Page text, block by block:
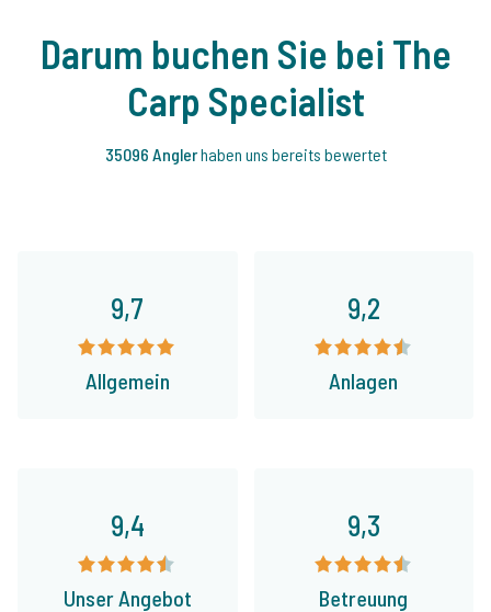
Darum buchen Sie bei The
Carp Specialist
35096 Anglerhaben uns bereits bewertet
9,7
Allgemein
9,2
Anlagen
9,4
Unser Angebot
9,3
Betreuung